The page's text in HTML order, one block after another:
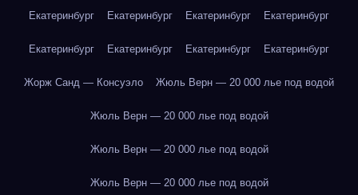
Екатеринбург Екатеринбург Екатеринбург Екатеринбург
Екатеринбург Екатеринбург Екатеринбург Екатеринбург
Жорж Санд — Консуэло Жюль Верн — 20 000 лье под водой
Жюль Верн — 20 000 лье под водой
Жюль Верн — 20 000 лье под водой
Жюль Верн — 20 000 лье под водой